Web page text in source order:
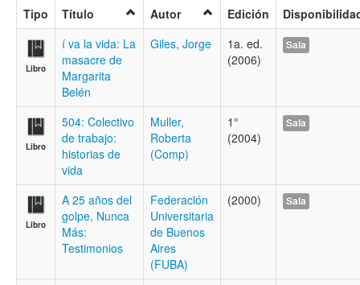
Contacto
Iniciar sesión
Tipo Título Autor Edición
Libro
í va la vida: La
masacre de
Margarita
Belén
Giles, Jorge
1a. ed.
(2006)
Sala
Libro
504: Colectivo
de trabajo:
historias de
vida
Muller,
Roberta
(Comp)
1°
(2004)
Sala
Libro
A 25 años del
golpe, Nunca
Más:
Testimonios
Federación
Universitaria
de Buenos
Aires
(FUBA)
(2000) Sala